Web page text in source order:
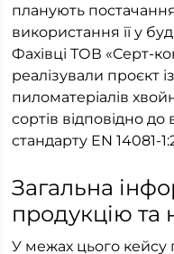
планують
використання її у
Фахівці ТОВ «Серт-
реалізували проєкт
пиломатеріалів
сортів відповідно
стандарту EN 14081-
Загальна
продукцію та
У межах цього